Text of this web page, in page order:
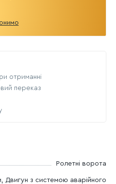
отриманні
переказ
Ролетні ворота
Двигун з системою аварійного